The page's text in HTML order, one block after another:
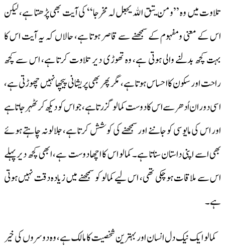
تلاوت میں وہ ’’ومن یتق اﷲ یجعل لہ مخرجا‘‘ کی آیت بھی پڑھتا ہے، لیکن
اس کے معنی ومفہوم کے سمجھنے سے قاصر ہوتا ہے، حالاں کہ یہ آیت اس کا
بہت کچھ بدلنے والی ہوتی ہے، وہ تھوڑی دیر تلاوت کرتا ہے، اس سے کچھ
راحت اور سکون کا احساس ہوتا ہے، مگر پھر بھی پریشانی پیچھا نہیں چھوڑتی ہے،
اسی دوران اُدھر سے اس کا دوست کمالو گزرتا ہے، جو اس کو دیکھ کر ٹھہر جاتا ہے
اور اس کی مایوسی کو جاننے اور سمجھنے کی کوشش کرتا ہے، جلالو نہ چاہتے ہوئے
بھی اسے اپنی داستان سناتا ہے۔ کمالو اس کا اچھا دوست ہے، ابھی کچھ دیر پہلے
اس سے ملاقات ہو چکی تھی، اس لیے کمالو کو سمجھنے میں زیادہ دقت نہیں ہوتی
ہے۔
کمالو ایک نیک دل انسان اور بہترین شخصیت کا مالک ہے، وہ دوسروں کی خیر